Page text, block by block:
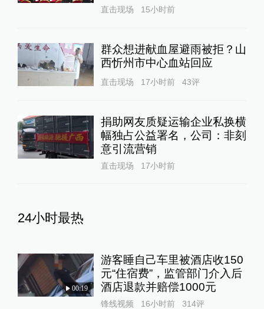
直击现场 15小时前
群众想进献血屋避雨被拒？山
西忻州市中心血站回应
直击现场 17小时前 43评
捐助网友质疑运输企业私换横
幅独占公益署名，公司：非刻
意引流营销
直击现场 17小时前
24小时最热
00:19
游客睡自己车里被酒店收150
元“住宿费”，监管部门介入后
酒店退款并赔偿1000元
锋线视频 16小时前 314评